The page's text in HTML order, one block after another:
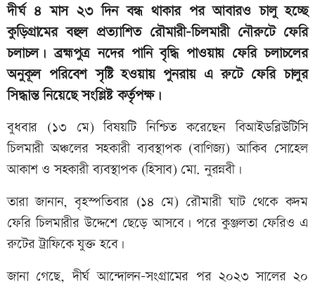
দীর্ঘ ৪ মাস ২৩ দিন বন্ধ থাকার পর আবারও চালু হচ্ছে
কুড়িগ্রামের বহুল প্রত্যাশিত রৌমারী-চিলমারী নৌরুটে ফেরি
চলাচল। ব্রহ্মপুত্র নদের পানি বৃদ্ধি পাওয়ায় ফেরি চলাচলের
অনুকূল পরিবেশ সৃষ্টি হওয়ায় পুনরায় এ রুটে ফেরি চালুর
সিদ্ধান্ত নিয়েছে সংশ্লিষ্ট কর্তৃপক্ষ।
বুধবার (১৩ মে) বিষয়টি নিশ্চিত করেছেন বিআইডব্লিউটিসি
চিলমারী অঞ্চলের সহকারী ব্যবস্থাপক (বাণিজ্য) আকিব সোহেল
আকাশ ও সহকারী ব্যবস্থাপক (হিসাব) মো. নুরন্নবী।
তারা জানান, বৃহস্পতিবার (১৪ মে) রৌমারী ঘাট থেকে কদম
ফেরি চিলমারীর উদ্দেশে ছেড়ে আসবে। পরে কুঞ্জলতা ফেরিও এ
রুটের ট্রাফিকে যুক্ত হবে।
জানা গেছে, দীর্ঘ আন্দোলন-সংগ্রামের পর ২০২৩ সালের ২০